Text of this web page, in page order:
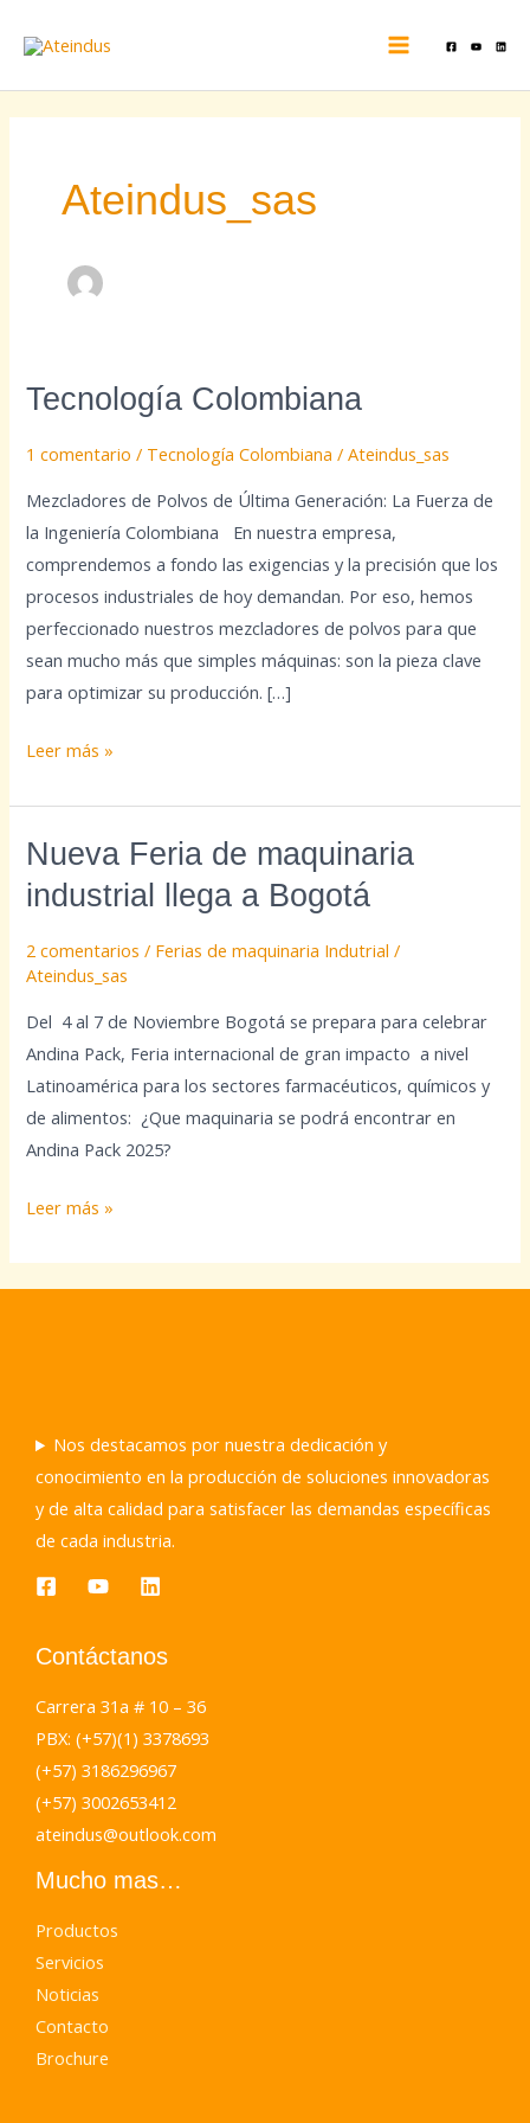
MENU
Ateindus_sas
Tecnología Colombiana
1 comentario / Tecnología Colombiana /Ateindus_sas
Mezcladores de Polvos de Última Generación: La Fuerza de
la Ingeniería Colombiana En nuestra empresa,
comprendemos a fondo las exigencias y la precisión que los
procesos industriales de hoy demandan. Por eso, hemos
perfeccionado nuestros mezcladores de polvos para que
sean mucho más que simples máquinas: son la pieza clave
para optimizar su producción. […]
Tecnología
Leer más »
Nueva Feria de maquinaria
industrial llega a Bogotá
2 comentarios / Ferias de maquinaria Indutrial /
Ateindus_sas
Del 4 al 7 de Noviembre Bogotá se prepara para celebrar
Andina Pack, Feria internacional de gran impacto a nivel
Latinoamérica para los sectores farmacéuticos, químicos y
de alimentos: ¿Que maquinaria se podrá encontrar en
Andina Pack 2025?
Nueva
Feria
de
maquinaria
industrial
Leer más »
Nos destacamos por nuestra dedicación y
conocimiento en la producción de soluciones innovadoras
y de alta calidad para satisfacer las demandas específicas
de cada industria.
Contáctanos
Carrera 31a # 10 – 36
PBX: (+57)(1) 3378693
(+57) 3186296967
(+57) 3002653412
ateindus@outlook.com
Mucho mas…
Productos
Servicios
Noticias
Contacto
Brochure